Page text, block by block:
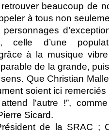
beaucoup de
à tous non
celle d’une
à la musique
de la grande,
sens. Que Christian
soient ici
l'autre !”,
Sicard.
de la SRAC ;